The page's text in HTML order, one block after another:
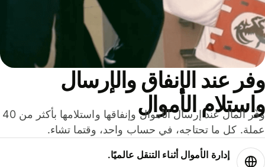
عند الإنفاق والإرسال
الأموال
وفّر المال عند إرسال الأموال وإنفاقها واستلامها بأكثر من 40
كل ما تحتاجه، في حساب واحد، وقتما تشاء.
إدارة الأموال أثناء التنقل عالميًا.